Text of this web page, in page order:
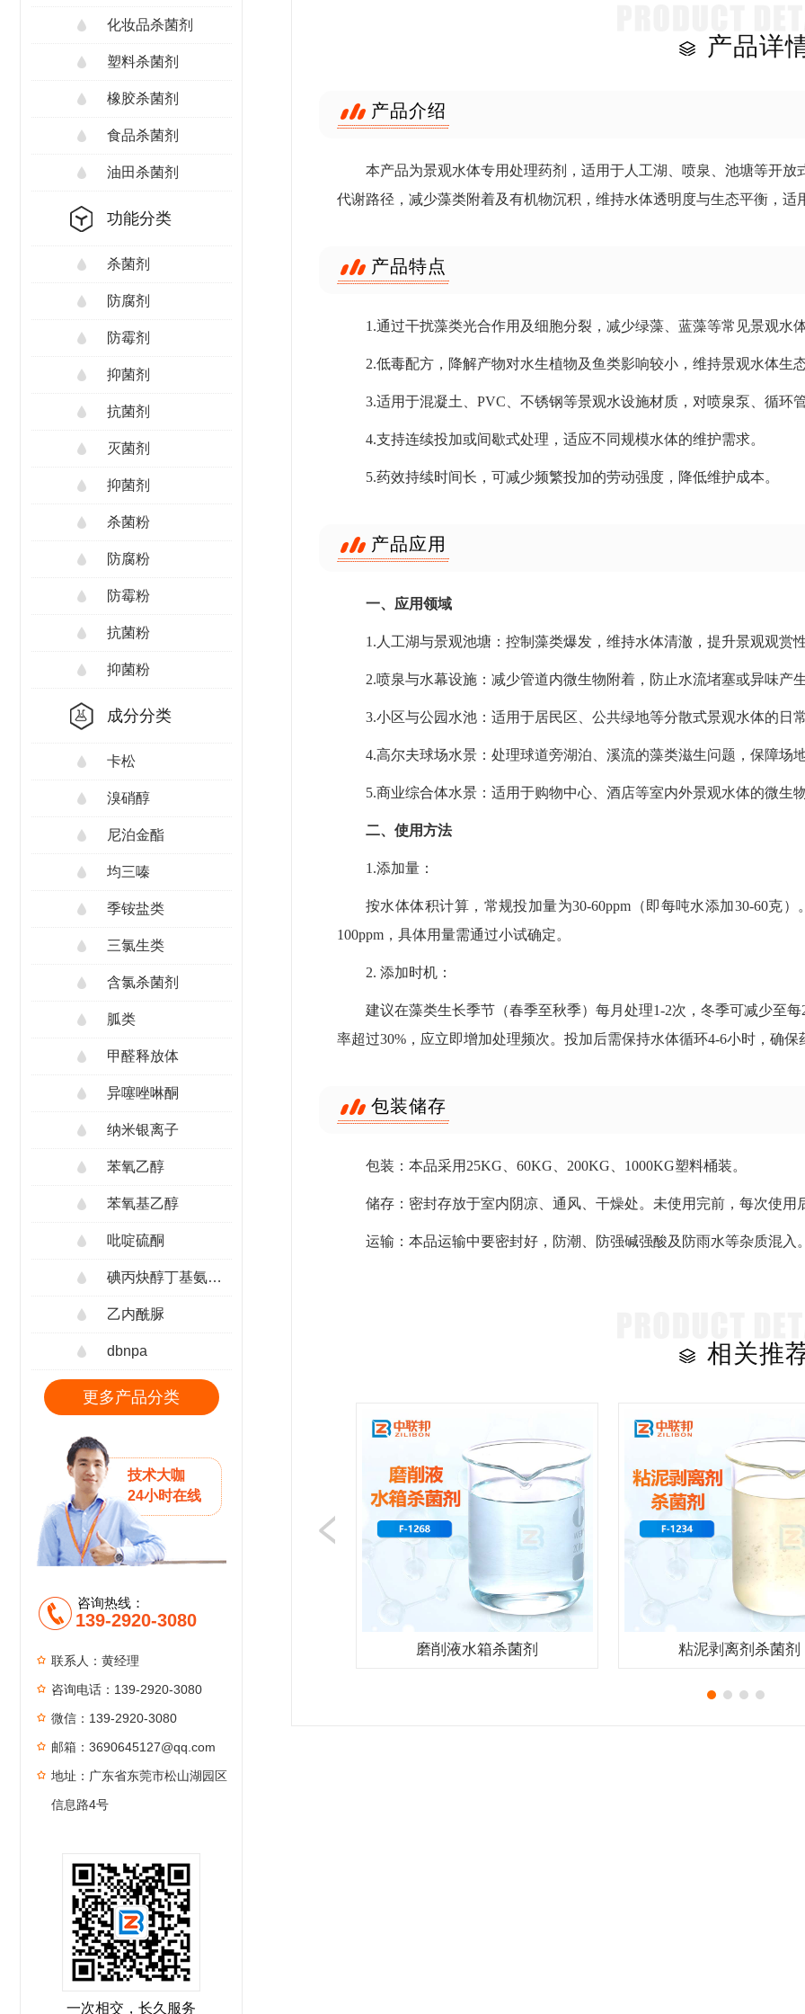
化妆品杀菌剂
塑料杀菌剂
橡胶杀菌剂
食品杀菌剂
油田杀菌剂
功能分类
杀菌剂
防腐剂
防霉剂
抑菌剂
抗菌剂
灭菌剂
抑菌剂
杀菌粉
防腐粉
防霉粉
抗菌粉
抑菌粉
成分分类
卡松
溴硝醇
尼泊金酯
均三嗪
季铵盐类
三氯生类
含氯杀菌剂
胍类
甲醛释放体
异噻唑啉酮
纳米银离子
苯氧乙醇
苯氧基乙醇
吡啶硫酮
碘丙炔醇丁基氨甲酸酯
乙内酰脲
dbnpa
更多产品分类
技术大咖
24小时在线
咨询热线：
139-2920-3080
联系人：黄经理
咨询电话：139-2920-3080
微信：139-2920-3080
邮箱：3690645127@qq.com
地址：广东省东莞市松山湖园区
信息路4号
一次相交，长久服务
产品详
产品介绍
本产品为景观水体专用处理药剂，适用于人工湖、喷泉、池塘等开
代谢路径，减少藻类附着及有机物沉积，维持水体透明度与生态平衡，
产品特点
1.通过干扰藻类光合作用及细胞分裂，减少绿藻、蓝藻等常见景观水
2.低毒配方，降解产物对水生植物及鱼类影响较小，维持景观水体生
3.适用于混凝土、PVC、不锈钢等景观水设施材质，对喷泉泵、循环
4.支持连续投加或间歇式处理，适应不同规模水体的维护需求。
5.药效持续时间长，可减少频繁投加的劳动强度，降低维护成本。
产品应用
一、应用领域
1.人工湖与景观池塘：控制藻类爆发，维持水体清澈，提升景观观赏
2.喷泉与水幕设施：减少管道内微生物附着，防止水流堵塞或异味产
3.小区与公园水池：适用于居民区、公共绿地等分散式景观水体的日
4.高尔夫球场水景：处理球道旁湖泊、溪流的藻类滋生问题，保障场
5.商业综合体水景：适用于购物中心、酒店等室内外景观水体的微生
二、使用方法
1.添加量：
按水体体积计算，常规投加量为30-60ppm（即每吨水添加30-60克
100ppm，具体用量需通过小试确定。
2. 添加时机：
建议在藻类生长季节（春季至秋季）每月处理1-2次，冬季可减少至
率超过30%，应立即增加处理频次。投加后需保持水体循环4-6小时，确保
包装储存
包装：本品采用25KG、60KG、200KG、1000KG塑料桶装。
储存：密封存放于室内阴凉、通风、干燥处。未使用完前，每次使用
运输：本品运输中要密封好，防潮、防强碱强酸及防雨水等杂质混入
相关推
磨削液水箱杀菌剂 粘泥剥离剂杀菌剂